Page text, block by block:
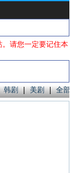
请您一定要记住本
韩剧 | 美剧 | 全部